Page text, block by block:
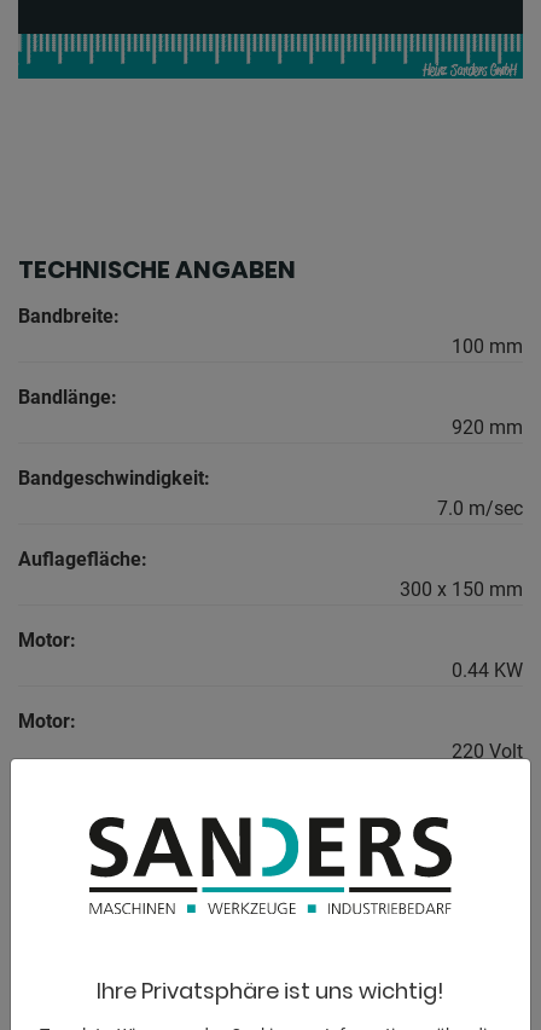
TECHNISCHE ANGABEN
Bandbreite:
100 mm
Bandlänge:
920 mm
Bandgeschwindigkeit:
7.0 m/sec
Auflagefläche:
300 x 150 mm
Motor:
0.44 KW
Motor:
220 Volt
470 x 370 x 210 mm
** MADE IN GERMANY **
Ihre Privatsphäre ist uns wichtig!